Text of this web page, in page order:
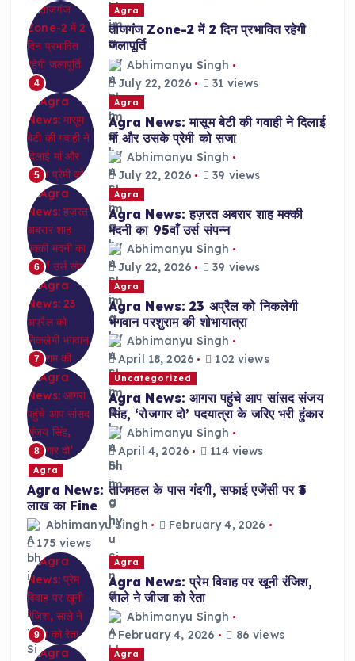
4
Agra
ताजगंज Zone-2 में 2 दिन प्रभावित रहेगी
जलापूर्ति
Abhimanyu Singh
July 22, 2026
31 views
5
Agra
Agra News: मासूम बेटी की गवाही ने दिलाई
मां और उसके प्रेमी को सजा
Abhimanyu Singh
July 22, 2026
39 views
6
Agra
Agra News: हज़रत अबरार शाह मक्की
मदनी का 95वाँ उर्स संपन्न
Abhimanyu Singh
July 22, 2026
39 views
7
Agra
Agra News: 23 अप्रैल को निकलेगी
भगवान परशुराम की शोभायात्रा
Abhimanyu Singh
April 18, 2026
102 views
8
Uncategorized
Agra News: आगरा पहुंचे आप सांसद संजय
सिंह, ‘रोजगार दो’ पदयात्रा के जरिए भरी हुंकार
Abhimanyu Singh
April 4, 2026
114 views
Agra
Agra News: ताजमहल के पास गंदगी, सफाई एजेंसी पर ₹3
लाख का Fine
Abhimanyu Singh
February 4, 2026
175 views
9
Agra
Agra News: प्रेम विवाह पर खूनी रंजिश,
साले ने जीजा को रेता
Abhimanyu Singh
February 4, 2026
86 views
Agra